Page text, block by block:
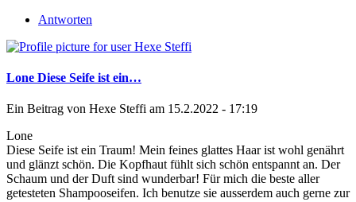
Antworten
Lone Diese Seife ist ein…
Ein Beitrag von Hexe Steffi am 15.2.2022 - 17:19
Lone
Diese Seife ist ein Traum! Mein feines glattes Haar ist wohl genährt
und glänzt schön. Die Kopfhaut fühlt sich schön entspannt an. Der
Schaum und der Duft sind wunderbar! Für mich die beste aller
getesteten Shampooseifen. Ich benutze sie ausserdem auch gerne zur